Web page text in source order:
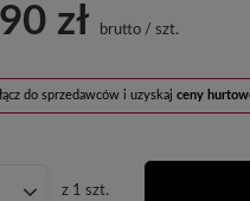
zł brutto /szt.
do sprzedawców i uzyskajceny
z 1szt.